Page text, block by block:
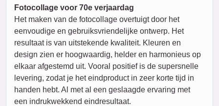
Fotocollage voor 70e verjaardag
Het maken van de fotocollage overtuigt door het
eenvoudige en gebruiksvriendelijke ontwerp. Het
resultaat is van uitstekende kwaliteit. Kleuren en
design zien er hoogwaardig, helder en harmonieus op
elkaar afgestemd uit. Vooral positief is de supersnelle
levering, zodat je het eindproduct in zeer korte tijd in
handen hebt. Al met al een geslaagde ervaring met
een indrukwekkend eindresultaat.